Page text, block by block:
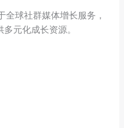
全球社群媒体增长服务，
元化成长资源。